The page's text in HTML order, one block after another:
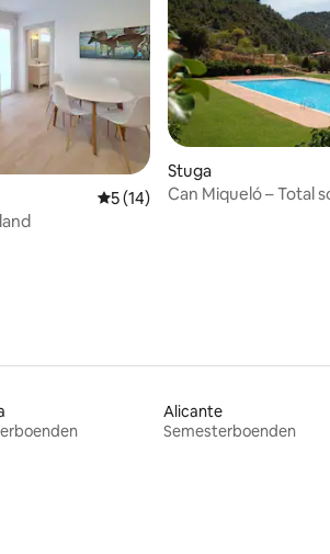
omdömen
5 av 5 i genomsnittligt betyg,
5 (14)
Stuga
Can Miqueló – Total
Alicante
Semesterboenden